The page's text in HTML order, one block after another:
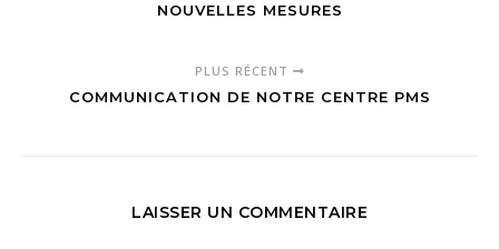
NOUVELLES MESURES
PLUS RÉCENT
COMMUNICATION DE NOTRE CENTRE PMS
LAISSER UN COMMENTAIRE